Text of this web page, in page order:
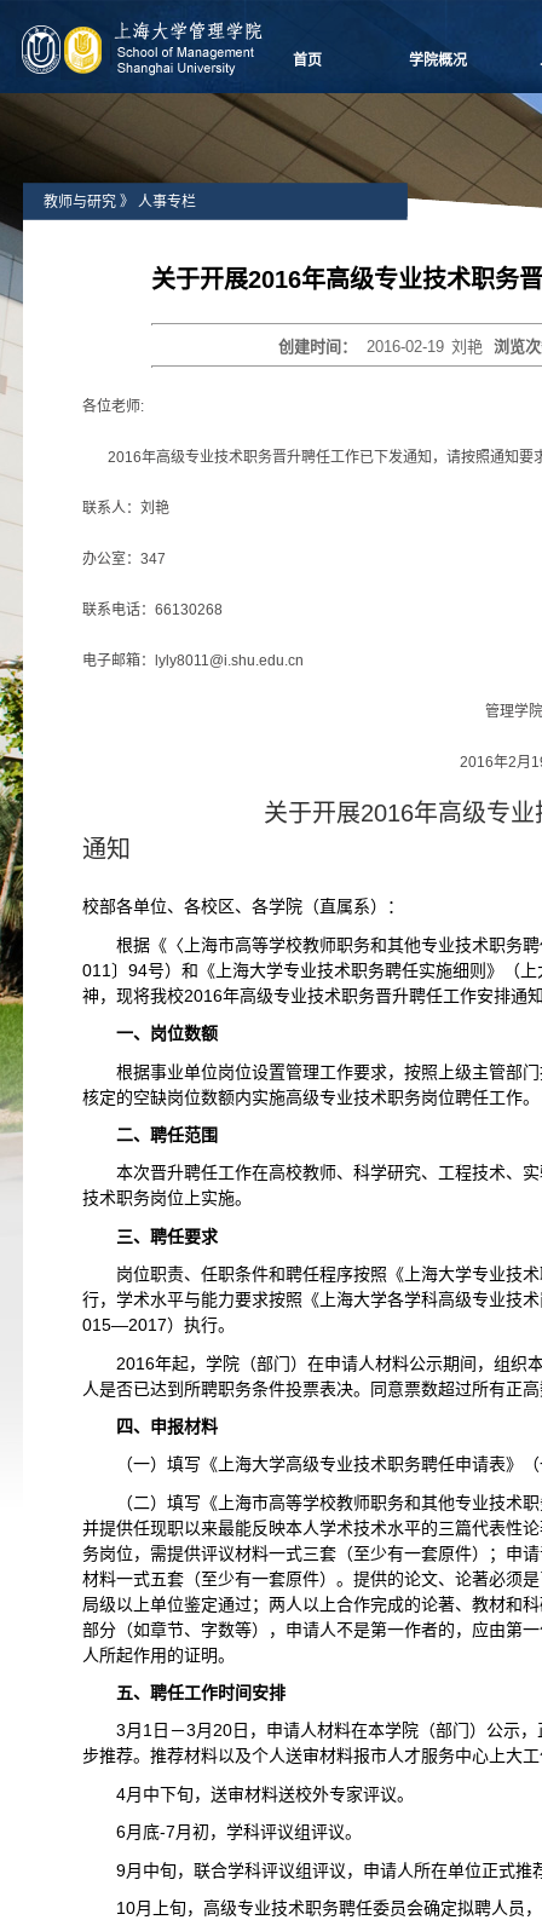
首页 学院概况
学院愿景
院长致辞
学院介绍
党群组织
学院制度
学院视频
教师与研究 》 人事专栏
关于开展2016年高级专业技术职务
创建时间： 2016-02-19 刘艳 浏览
各位老师:
2016年高级专业技术职务晋升聘任工作已下发通知，请按照通知要
联系人：刘艳
办公室：347
联系电话：66130268
电子邮箱： lyly8011@i.shu.edu.cn
管理学院
2016年2月19
关于开展2016年高级专业技术
通知
校部各单位、各校区、各学院（直属系）：
根据《〈上海市高等学校教师职务和其他专业技术职务
011〕94号）和《上海大学专业技术职务聘任实施细则》（
神，现将我校2016年高级专业技术职务晋升聘任工作安排通
一、岗位数额
根据事业单位岗位设置管理工作要求，按照上级主管部
核定的空缺岗位数额内实施高级专业技术职务岗位聘任工
二、聘任范围
本次晋升聘任工作在高校教师、科学研究、工程技术、
技术职务岗位上实施。
三、聘任要求
岗位职责、任职条件和聘任程序按照《上海大学专业技
行，学术水平与能力要求按照《上海大学各学科高级专业技
015—2017）执行。
2016年起，学院（部门）在申请人材料公示期间，组织
人是否已达到所聘职务条件投票表决。同意票数超过所有正
四、申报材料
（一）填写《上海大学高级专业技术职务聘任申请表》
（二）填写《上海市高等学校教师职务和其他专业技术
并提供任现职以来最能反映本人学术技术水平的三篇代表性
务岗位，需提供评议材料一式三套（至少有一套原件）；申
材料一式五套（至少有一套原件）。提供的论文、论著必须
局级以上单位鉴定通过；两人以上合作完成的论著、教材和
部分（如章节、字数等），申请人不是第一作者的，应由第
人所起作用的证明。
五、聘任工作时间安排
3月1日－3月20日，申请人材料在本学院（部门）公示
步推荐。推荐材料以及个人送审材料报市人才服务中心上大
4月中下旬，送审材料送校外专家评议。
6月底-7月初，学科评议组评议。
9月中旬，联合学科评议组评议，申请人所在单位正式推
10月上旬，高级专业技术职务聘任委员会确定拟聘人员